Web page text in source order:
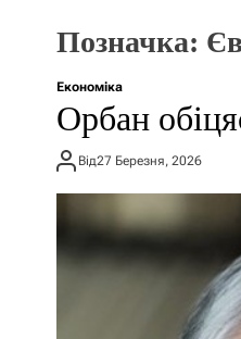
Позначка:
Економіка
Орбан
Від27 Березня, 2026